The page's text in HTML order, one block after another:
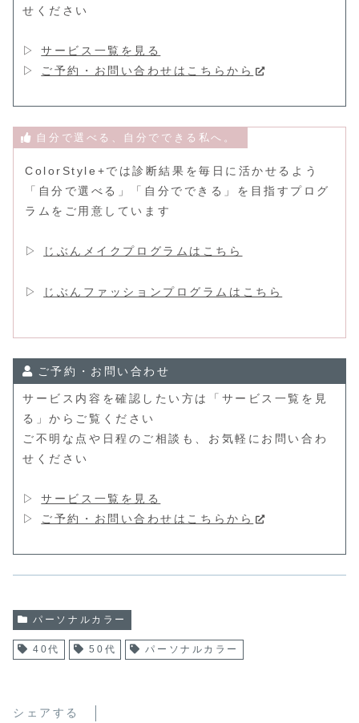
せください
▷サービス一覧を見る
▷
ご予約・お問い合わせはこちらから
自分で選べる、自分でできる私へ。
ColorStyle+では診断結果を毎日に活かせるよう
「自分で選べる」「自分でできる」を目指すプログ
ラムをご用意しています
▷ じぶんメイクプログラムはこちら
▷ じぶんファッションプログラムはこちら
ご予約・お問い合わせ
サービス内容を確認したい方は「サービス一覧を見
る」からご覧ください
ご不明な点や日程のご相談も、お気軽にお問い合わ
せください
▷サービス一覧を見る
▷
ご予約・お問い合わせはこちらから
パーソナルカラー
40代 50代 パーソナルカラー
シェアする